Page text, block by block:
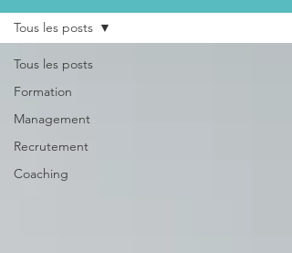
Tous les posts
Formation
Management
Recrutement
Coaching
Tous les posts